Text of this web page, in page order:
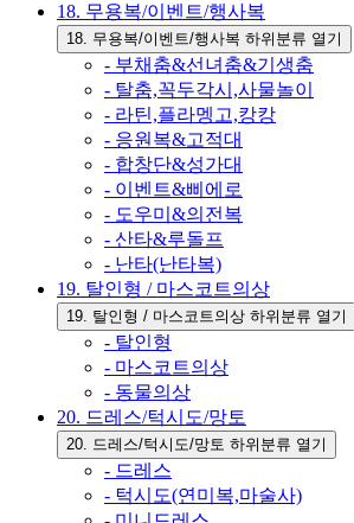
18. 무용복/이벤트/행사복
18. 무용복/이벤트/행사복 하위분류 열기
- 부채춤&선녀춤&기생춤
- 탈춤,꼭두각시,사물놀이
- 라틴,플라멩고,캉캉
- 응원복&고적대
- 합창단&성가대
- 이벤트&삐에로
- 도우미&의전복
- 산타&루돌프
- 난타(난타복)
19. 탈인형 / 마스코트의상
19. 탈인형 / 마스코트의상 하위분류 열기
- 탈인형
- 마스코트의상
- 동물의상
20. 드레스/턱시도/망토
20. 드레스/턱시도/망토 하위분류 열기
- 드레스
- 턱시도(연미복,마술사)